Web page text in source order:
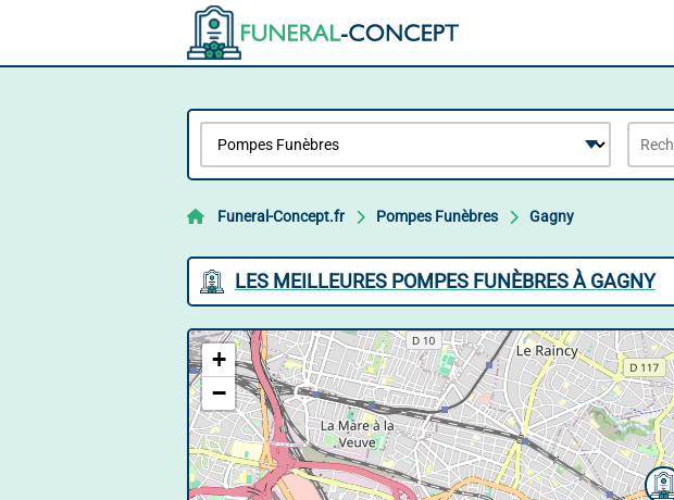
Funeral-Concept.fr Pompes Funèbres Gagny
LES MEILLEURES POMPES FUNÈBRES À GAGNY
+
−